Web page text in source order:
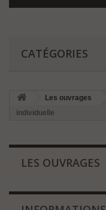
CATÉGORIES
Les ouvrages
individuelle
LES OUVRAGES